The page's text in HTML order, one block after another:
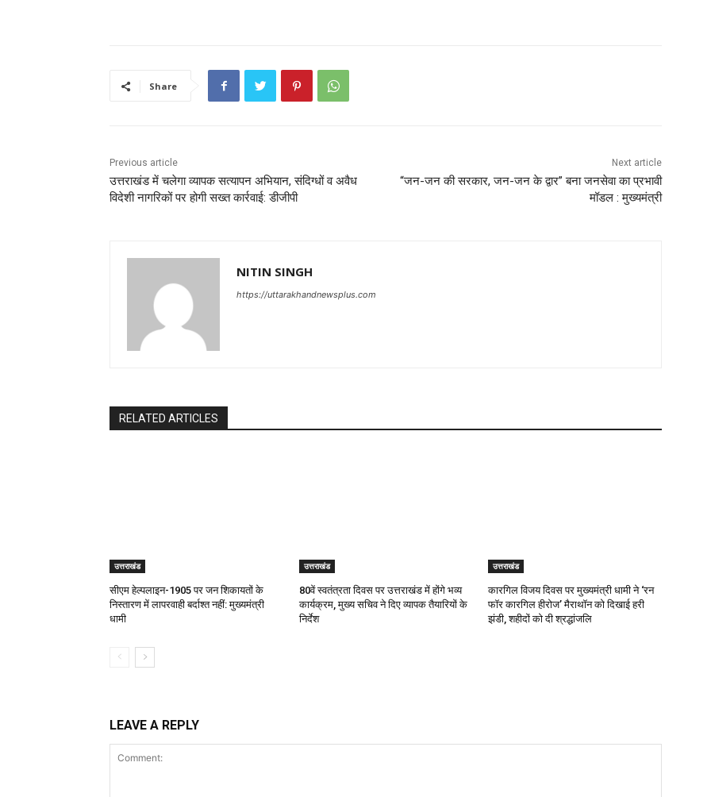
Share
Previous article
उत्तराखंड में चलेगा व्यापक सत्यापन अभियान, संदिग्धों व अवैध
विदेशी नागरिकों पर होगी सख्त कार्रवाई: डीजीपी
Next article
“जन-जन की सरकार, जन-जन के द्वार” बना जनसेवा का प्रभावी
मॉडल : मुख्यमंत्री
NITIN SINGH
https://uttarakhandnewsplus.com
RELATED ARTICLES
उत्तराखंड
सीएम हेल्पलाइन-1905 पर जन शिकायतों के
निस्तारण में लापरवाही बर्दाश्त नहीं: मुख्यमंत्री
धामी
उत्तराखंड
80वें स्वतंत्रता दिवस पर उत्तराखंड में होंगे भव्य
कार्यक्रम, मुख्य सचिव ने दिए व्यापक तैयारियों के
निर्देश
उत्तराखंड
कारगिल विजय दिवस पर मुख्यमंत्री धामी ने ‘रन
फॉर कारगिल हीरोज’ मैराथॉन को दिखाई हरी
झंडी, शहीदों को दी श्रद्धांजलि
LEAVE A REPLY